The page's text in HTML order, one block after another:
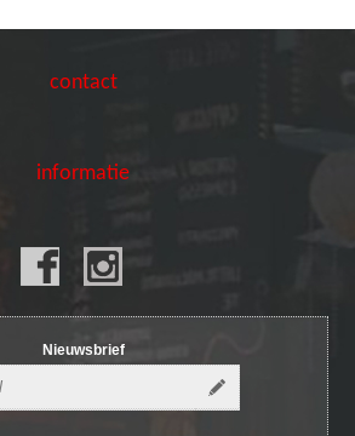
contact
informatie
Nieuwsbrief